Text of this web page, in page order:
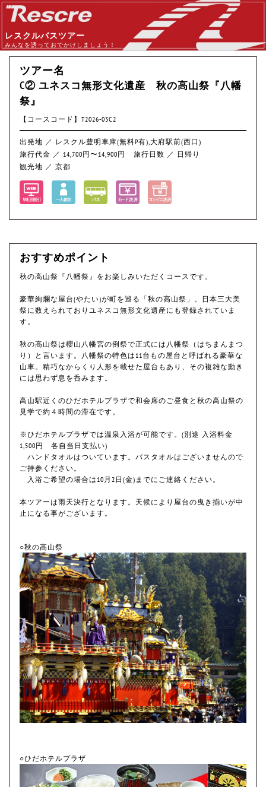
レスクルバスツアー
みんなを誘っておでかけしましょう！
ツアー名
C② ユネスコ無形文化遺産 秋の高山祭『八幡
祭』
【コースコード】T2026-03C2
出発地 ／ レスクル豊明車庫(無料P有),大府駅前(西口)
旅行代金 ／ 14,700円〜14,900円
旅行日数 ／ 日帰り
観光地 ／ 京都
おすすめポイント
秋の高山祭『八幡祭』をお楽しみいただくコースです。
豪華絢爛な屋台(やたい)が町を巡る「秋の高山祭」。日本三大美
祭に数えられておりユネスコ無形文化遺産にも登録されていま
す。
秋の高山祭は櫻山八幡宮の例祭で正式には八幡祭（はちまんまつ
り）と言います。八幡祭の特色は11台もの屋台と呼ばれる豪華な
山車。精巧なからくり人形を載せた屋台もあり、その複雑な動き
には思わず息を呑みます。
高山駅近くのひだホテルプラザで和会席のご昼食と秋の高山祭の
見学で約４時間の滞在です。
※ひだホテルプラザでは温泉入浴が可能です。(別途 入浴料金
1,500円 各自当日支払い)
ハンドタオルはついています。バスタオルはございませんので
ご持参ください。
入浴ご希望の場合は10月2日(金)までにご連絡ください。
本ツアーは雨天決行となります。天候により屋台の曳き揃いが中
止になる事がございます。
○秋の高山祭
○ひだホテルプラザ